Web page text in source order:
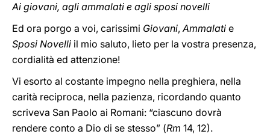
Ai giovani, agli ammalati e agli sposi novelli
Ed ora porgo a voi, carissimi Giovani,Ammalati e
Sposi Novelli il mio saluto, lieto per la vostra presenza,
cordialità ed attenzione!
Vi esorto al costante impegno nella preghiera, nella
carità reciproca, nella pazienza, ricordando quanto
scriveva San Paolo ai Romani: “ciascuno dovrà
rendere conto a Dio di se stesso” (Rm 14, 12).